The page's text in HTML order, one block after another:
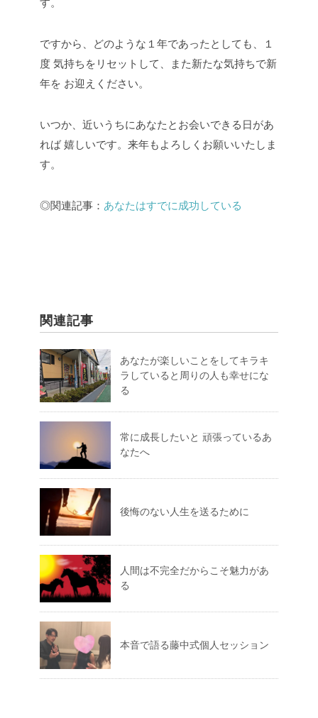
す。
ですから、どのような１年であったとしても、１
度 気持ちをリセットして、また新たな気持ちで新
年を お迎えください。
いつか、近いうちにあなたとお会いできる日があ
れば嬉しいです。来年もよろしくお願いいたしま
す。
◎関連記事： あなたはすでに成功している
関連記事
あなたが楽しいことをしてキラキ
ラしていると周りの人も幸せにな
る
常に成長したいと 頑張っているあ
なたへ
後悔のない人生を送るために
人間は不完全だからこそ魅力があ
る
本音で語る藤中式個人セッション